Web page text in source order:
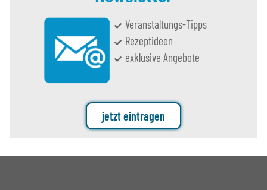
Veranstaltungs-Tipps
Rezeptideen
exklusive Angebote
jetzt eintragen